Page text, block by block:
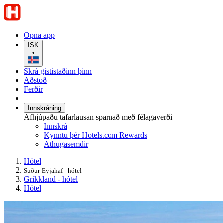
Opna app
ISK
•
Skrá gististaðinn þinn
Aðstoð
Ferðir
Innskráning
Afhjúpaðu tafarlausan sparnað með félagaverði
Innskrá
Kynntu þér Hotels.com Rewards
Athugasemdir
Hótel
Suður-Eyjahaf - hótel
Grikkland - hótel
Hótel